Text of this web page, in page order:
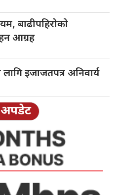
बाढीपहिरोको
आग्रह
लागि इजाजतपत्र अनिवार्य